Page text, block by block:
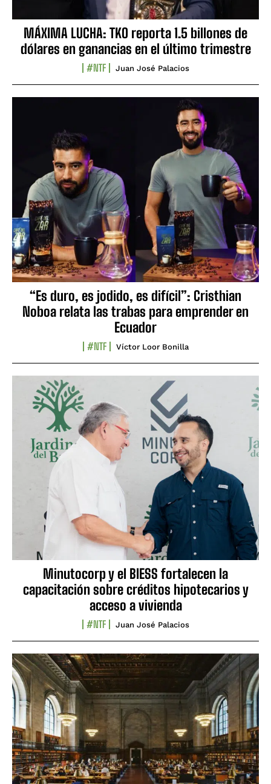
MÁXIMA LUCHA: TKO reporta 1.5 billones de
dólares en ganancias en el último trimestre
#NTF Juan José Palacios
“Es duro, es jodido, es difícil”: Cristhian
Noboa relata las trabas para emprender en
Ecuador
#NTF Víctor Loor Bonilla
Minutocorp y el BIESS fortalecen la
capacitación sobre créditos hipotecarios y
acceso a vivienda
#NTF Juan José Palacios